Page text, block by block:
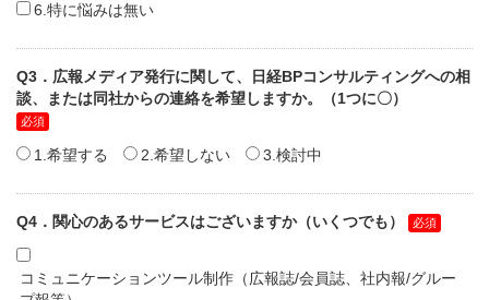
6.特に悩みは無い
Q3．広報メディア発行に関して、日経BPコンサルティングへの相
談、または同社からの連絡を希望しますか。（1つに〇）
1.希望する 2.希望しない 3.検討中
Q4．関心のあるサービスはございますか（いくつでも）
コミュニケーションツール制作（広報誌/会員誌、社内報/グルー